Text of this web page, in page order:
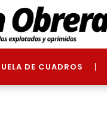
DE CUADROS